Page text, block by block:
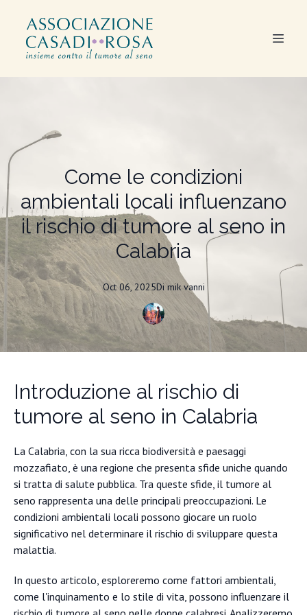
Come le condizioni
ambientali locali influenzano
il rischio di tumore al seno in
Calabria
Oct 06, 2025Di mik vanni
Introduzione al rischio di
tumore al seno in Calabria
La Calabria, con la sua ricca biodiversità e paesaggi
mozzafiato, è una regione che presenta sfide uniche quando
si tratta di salute pubblica. Tra queste sfide, il tumore al
seno rappresenta una delle principali preoccupazioni. Le
condizioni ambientali locali possono giocare un ruolo
significativo nel determinare il rischio di sviluppare questa
malattia.
In questo articolo, esploreremo come fattori ambientali,
come l'inquinamento e lo stile di vita, possono influenzare il